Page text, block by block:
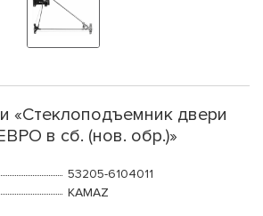
«Стеклоподъемник двери
в сб. (нов. обр.)»
53205-6104011
KAMAZ